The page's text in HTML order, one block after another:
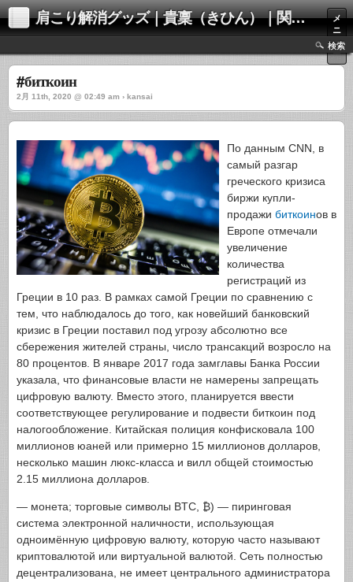
肩こり解消グッズ｜貴稟（きひん）｜関西化学株式会社
メ
ニ
ュ
ー
検索
#биткоин
2月 11th, 2020 @ 02:49 am › kansai
По данным CNN, в
самый разгар
греческого кризиса
биржи купли-
продажи биткоинов в
Европе отмечали
увеличение
количества
регистраций из
Греции в 10 раз. В рамках самой Греции по сравнению с
тем, что наблюдалось до того, как новейший банковский
кризис в Греции поставил под угрозу абсолютно все
сбережения жителей страны, число трансакций возросло на
80 процентов. В январе 2017 года замглавы Банка России
указала, что финансовые власти не намерены запрещать
цифровую валюту. Вместо этого, планируется ввести
соответствующее регулирование и подвести биткоин под
налогообложение. Китайская полиция конфисковала 100
миллионов юаней или примерно 15 миллионов долларов,
несколько машин люкс-класса и вилл общей стоимостью
2.15 миллиона долларов.
— монета; торговые символы BTC, ₿) — пиринговая
система электронной наличности, использующая
одноимённую цифровую валюту, которую часто называют
криптовалютой или виртуальной валютой. Сеть полностью
децентрализована, не имеет центрального администратора